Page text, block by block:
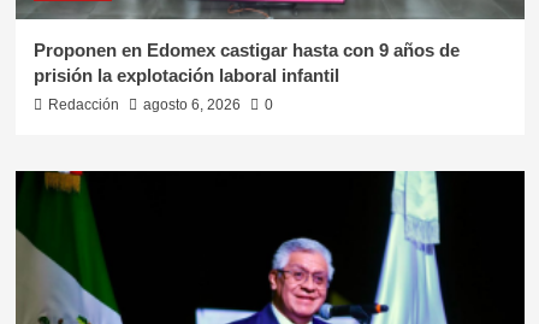
Proponen en Edomex castigar hasta con 9 años de
prisión la explotación laboral infantil
Redacción agosto 6, 2026 0